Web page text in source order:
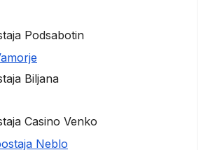
Podsabotin
Biljana
Casino Venko